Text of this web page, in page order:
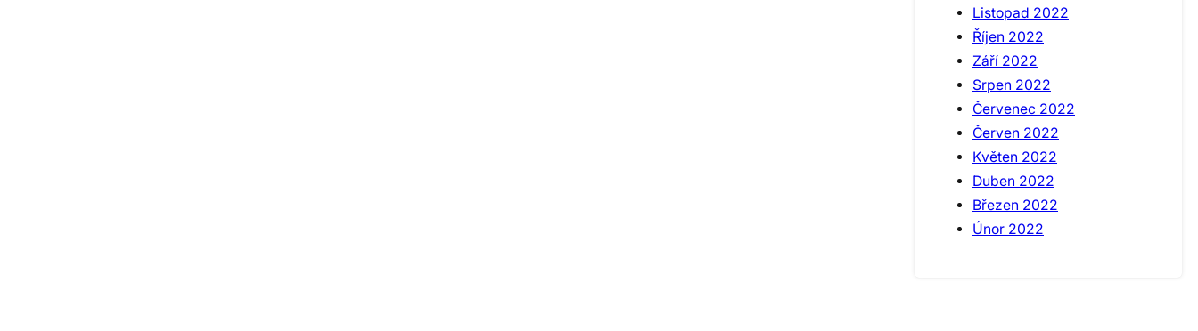
Listopad 2022
Říjen 2022
Září 2022
Srpen 2022
Červenec 2022
Červen 2022
Květen 2022
Duben 2022
Březen 2022
Únor 2022